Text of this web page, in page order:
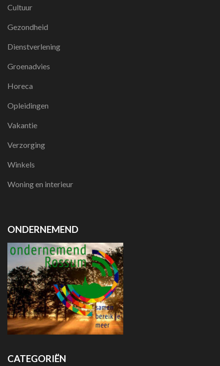
Cultuur
Gezondheid
Dienstverlening
Groenadvies
Horeca
Opleidingen
Vakantie
Verzorging
Winkels
Woning en interieur
ONDERNEMEND
CATEGORIËN